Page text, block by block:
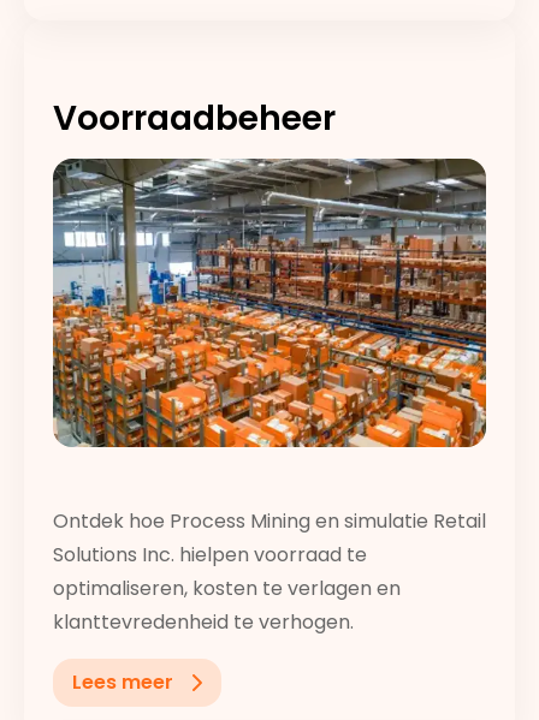
Voorraadbeheer
Ontdek hoe Process Mining en simulatie Retail
Solutions Inc. hielpen voorraad te
optimaliseren, kosten te verlagen en
klanttevredenheid te verhogen.
Lees meer